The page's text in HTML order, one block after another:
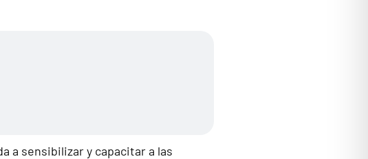
a sensibilizar y capacitar a las